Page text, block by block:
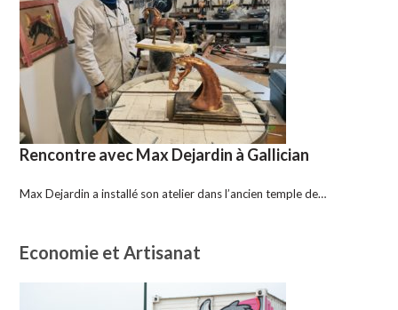
Rencontre avec Max Dejardin à Gallician
Max Dejardin a installé son atelier dans l’ancien temple de…
Economie et Artisanat